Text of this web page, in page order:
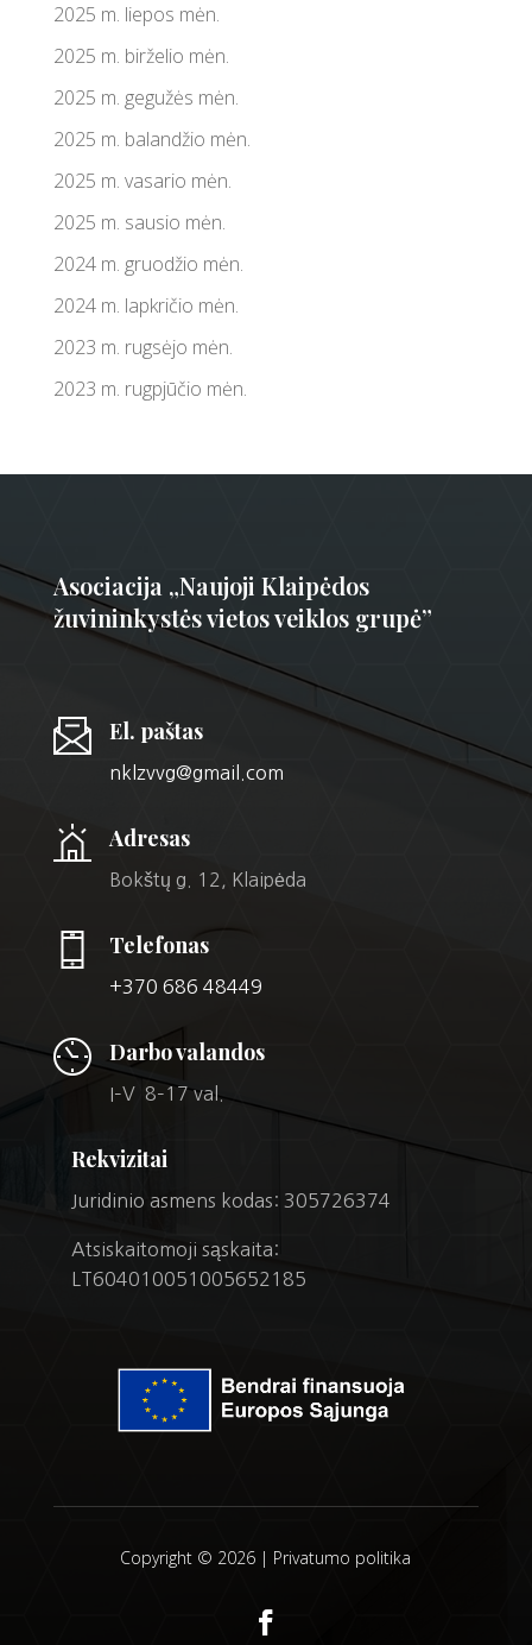
2025 m. liepos mėn.
2025 m. birželio mėn.
2025 m. gegužės mėn.
2025 m. balandžio mėn.
2025 m. vasario mėn.
2025 m. sausio mėn.
2024 m. gruodžio mėn.
2024 m. lapkričio mėn.
2023 m. rugsėjo mėn.
2023 m. rugpjūčio mėn.
Asociacija „Naujoji Klaipėdos
žuvininkystės vietos veiklos grupė”
El. paštas
nklzvvg@gmail.com
Adresas
Bokštų g. 12, Klaipėda
Telefonas
+370 686 48449
Darbo valandos
I–V 8–17 val.
Rekvizitai
Juridinio asmens kodas: 305726374
Atsiskaitomoji sąskaita:
LT604010051005652185
Copyright © 2026 | Privatumo politika